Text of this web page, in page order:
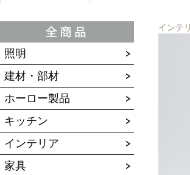
照明
建材・部材
ホーロー製品
キッチン
インテリア
家具
インテ